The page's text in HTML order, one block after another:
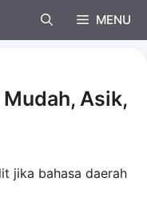
MENU
Asik,
jika bahasa daerah